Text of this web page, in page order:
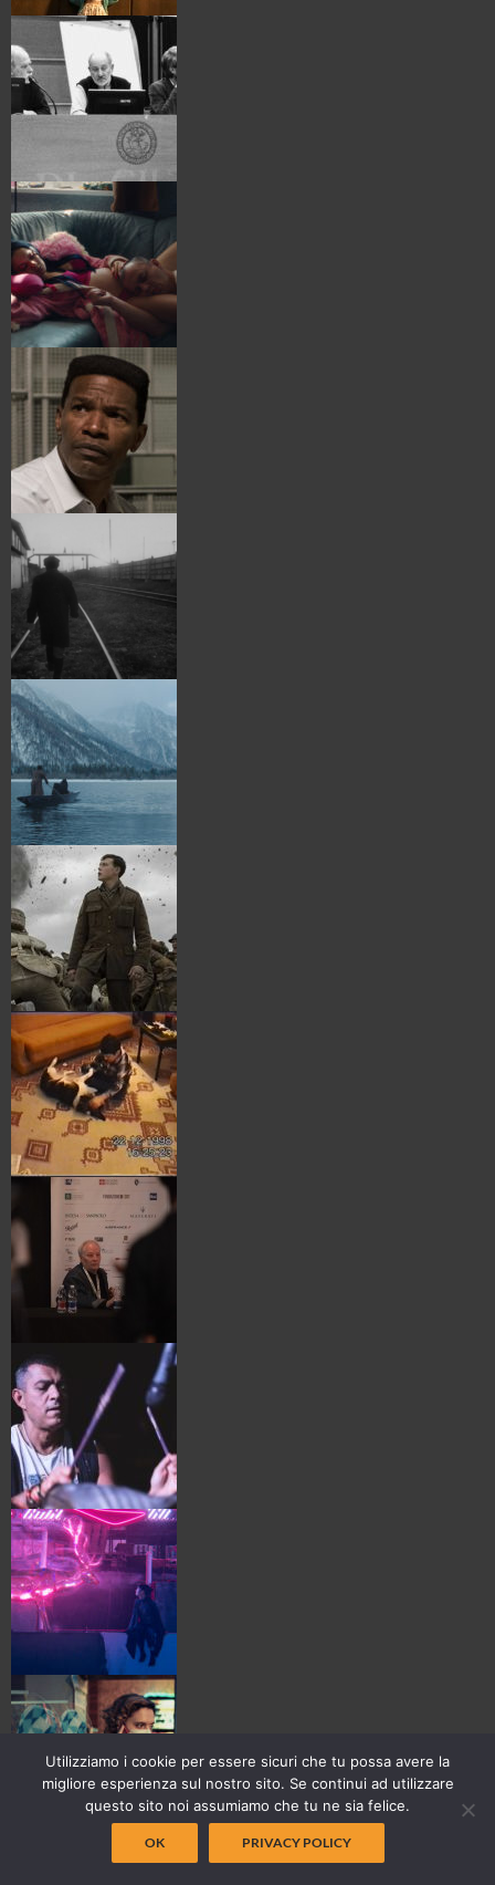
Utilizziamo i cookie per essere sicuri che tu possa avere la
migliore esperienza sul nostro sito. Se continui ad utilizzare
questo sito noi assumiamo che tu ne sia felice.
OK PRIVACY POLICY